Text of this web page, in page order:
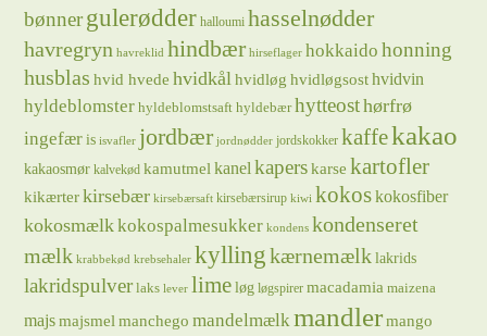
bønnergulerødder halloumi hasselnødder
havregryn havreklid hindbær hirseflager hokkaido honning
husblas hvid hvede hvidkålhvidløg hvidløgsost hvidvin
hyldeblomster hyldeblomstsaft hyldebær hytteosthørfrø
ingefær is isvafler jordbær jordnødder jordskokker kaffekakao
kakaosmør kalvekød kamutmel kanelkaperskarse kartofler
kikærterkirsebær kirsebærsaft kirsebærsirup kiwi kokoskokosfiber
kokosmælkkokospalmesukker kondens kondenseret
mælk krabbekød krebsehaler kylling kærnemælk lakrids
lakridspulver laks lever lime løg løgspirer macadamia maizena
majsmajsmel manchego mandelmælkmandler mango